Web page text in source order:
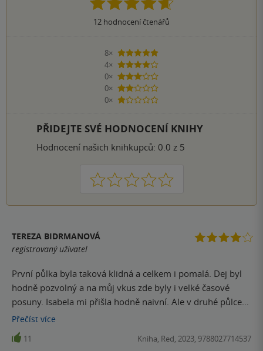
12 hodnocení čtenářů
8×
5 hvězdiček
4×
4 hvězdičky
0×
3 hvězdičky
0×
2 hvězdičky
0×
1 hvezdička
PŘIDEJTE SVÉ HODNOCENÍ KNIHY
Hodnocení našich knihkupců: 0.0 z 5
1 2 3 4 5
TEREZA BIDRMANOVÁ
registrovaný uživatel
První půlka byla taková klidná a celkem i pomalá. Dej byl
hodně pozvolný a na můj vkus zde byly i velké časové
posuny. Isabela mi přišla hodně naivní. Ale v druhé půlce
se dost rozjelo. Isabela se začala více projevovat a ukázala
se jako silná žena, ktera si dokáže stát za svým. I když ještě
občasné byla až přehnaně důvěřová. Druhá část knihy se
Přečíst více
11 Kniha, Red, 2023, 9788027714537